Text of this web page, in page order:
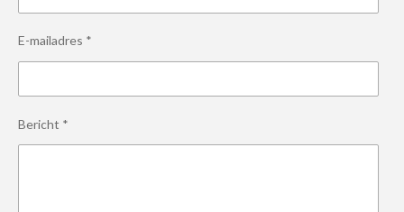
E-mailadres *
Bericht *